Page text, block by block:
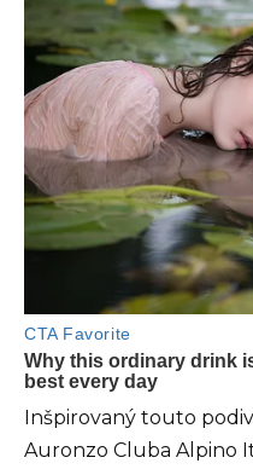
Inšpirovaný touto
Auronzo Cluba Alpino